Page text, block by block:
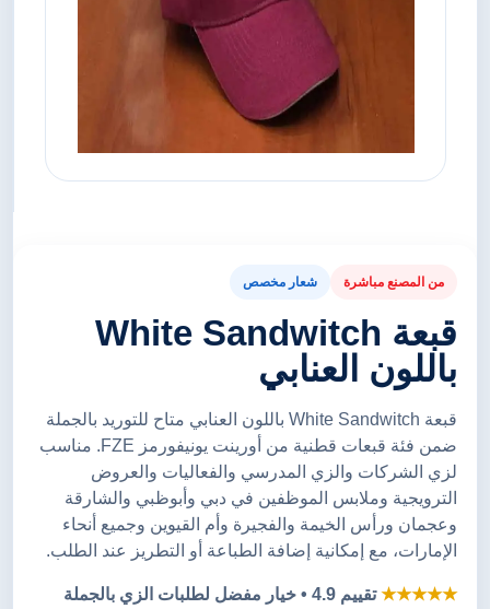
من المصنع مباشرة شعار مخصص
قبعة White Sandwitch
باللون العنابي
قبعة White Sandwitch باللون العنابي متاح للتوريد بالجملة
ضمن فئة قبعات قطنية من أورينت يونيفورمز FZE. مناسب
لزي الشركات والزي المدرسي والفعاليات والعروض
الترويجية وملابس الموظفين في دبي وأبوظبي والشارقة
وعجمان ورأس الخيمة والفجيرة وأم القيوين وجميع أنحاء
الإمارات، مع إمكانية إضافة الطباعة أو التطريز عند الطلب.
★★★★★تقييم 4.9 • خيار مفضل لطلبات الزي بالجملة